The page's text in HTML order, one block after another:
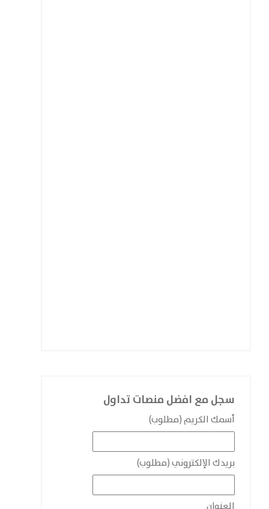
سجل مع افضل منصات تداول
أسمك الكريم (مطلوب)
بريدك الإلكتروني (مطلوب)